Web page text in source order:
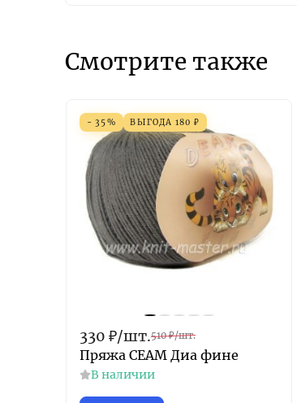
Смотрите также
- 35% ВЫГОДА 180 ₽
330 ₽/шт.510 ₽/шт.
Пряжа СЕАМ Диа фине
В наличии